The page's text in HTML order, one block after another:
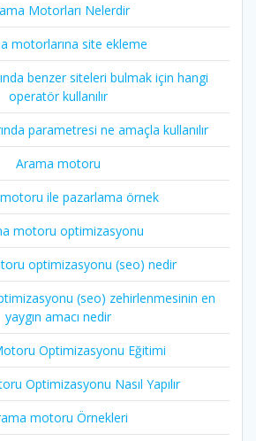
Motorları Nelerdir
motorlarına site ekleme
benzer siteleri bulmak için hangi
operatör kullanılır
parametresi ne amaçla kullanılır
Arama motoru
ile pazarlama örnek
motoru optimizasyonu
optimizasyonu (seo) nedir
(seo) zehirlenmesinin en
yaygın amacı nedir
Optimizasyonu Eğitimi
Optimizasyonu Nasıl Yapılır
motoru Örnekleri